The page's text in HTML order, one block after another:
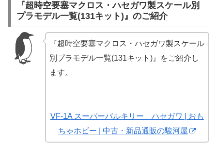
『超時空要塞マクロス・ハセガワ製スケール別
プラモデル一覧(131キット)』のご紹介
『超時空要塞マクロス・ハセガワ製スケール
別プラモデル一覧(131キット)』をご紹介し
ます。
VF-1A スーパーバルキリー ハセガワ | おも
ちゃホビー | 中古・新品通販の駿河屋